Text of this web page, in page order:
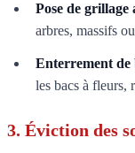
Pose de grillage
arbres, massifs
Enterrement de
les bacs à fleurs,
3. Éviction des